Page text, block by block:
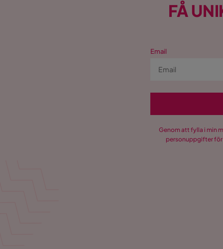
FÅ
Email
Genom att fylla i min
personuppgifter för